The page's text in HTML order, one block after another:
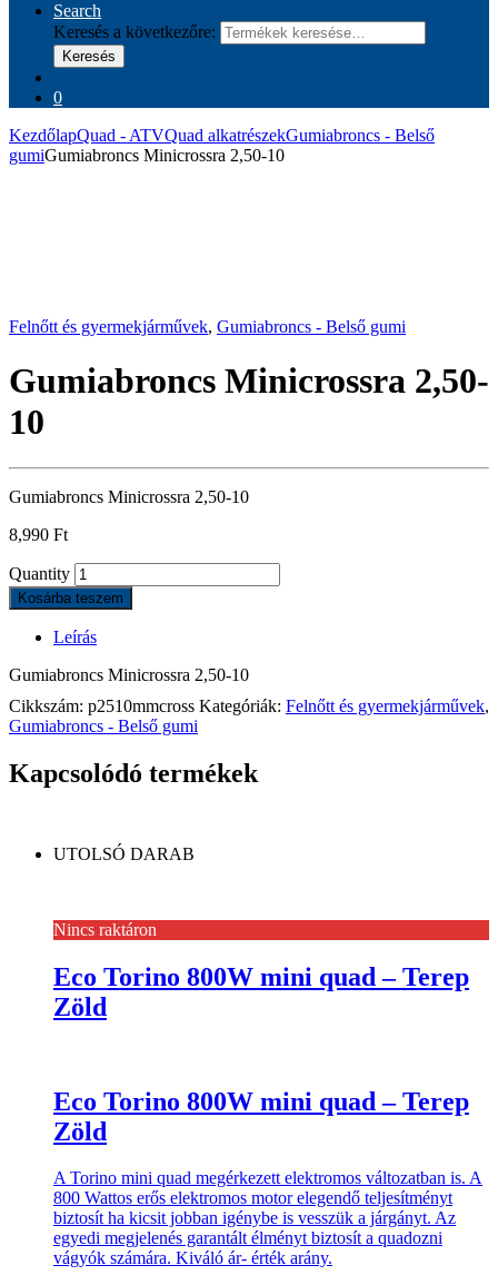
Search
Keresés a következőre:
Keresés
0
KezdőlapQuad - ATVQuad alkatrészekGumiabroncs - Belső
gumiGumiabroncs Minicrossra 2,50-10
Felnőtt és gyermekjárművek, Gumiabroncs - Belső gumi
Gumiabroncs Minicrossra 2,50-
10
Gumiabroncs Minicrossra 2,50-10
8,990 Ft
Quantity
Kosárba teszem
Leírás
Gumiabroncs Minicrossra 2,50-10
Cikkszám: p2510mmcross Kategóriák: Felnőtt és gyermekjárművek,
Gumiabroncs - Belső gumi
Kapcsolódó termékek
UTOLSÓ DARAB
Nincs raktáron
Eco Torino 800W mini quad – Terep
Zöld
Eco Torino 800W mini quad – Terep
Zöld
A Torino mini quad megérkezett elektromos változatban is. A
800 Wattos erős elektromos motor elegendő teljesítményt
biztosít ha kicsit jobban igénybe is vesszük a járgányt. Az
egyedi megjelenés garantált élményt biztosít a quadozni
vágyók számára. Kiváló ár- érték arány.